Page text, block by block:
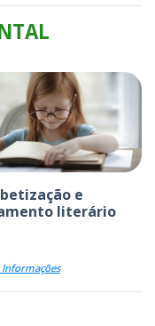
e
literário
Informações